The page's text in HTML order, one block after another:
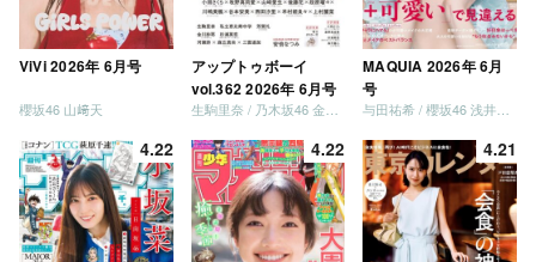
ViVi 2026年 6月号
櫻坂46 山﨑天
アップトゥボーイ
vol.362 2026年 6月号
MAQUIA 2026年 6月
号
4.22 4.22 4.21